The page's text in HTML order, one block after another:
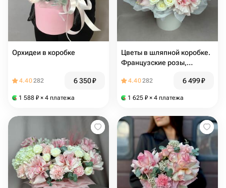
Орхидеи в коробке
4.40282 6 350₽
1 588 ₽ × 4 платежа
Цветы в шляпной коробке.
Французские розы,
4.40282 6 499₽
1 625 ₽ × 4 платежа